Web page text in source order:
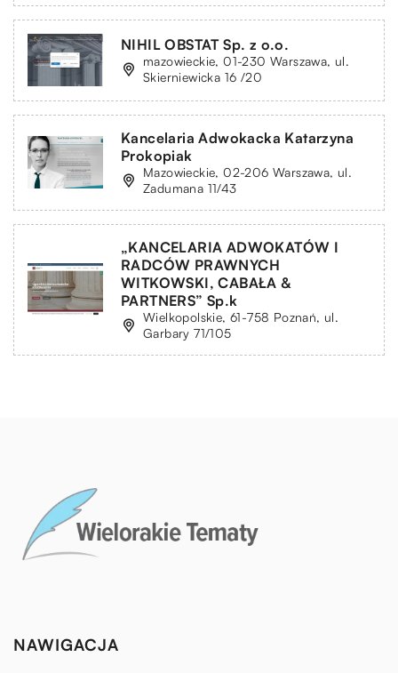
NIHIL OBSTAT Sp. z o.o.
mazowieckie, 01-230 Warszawa, ul.
Skierniewicka 16 /20
Kancelaria Adwokacka Katarzyna
Prokopiak
Mazowieckie, 02-206 Warszawa, ul.
Zadumana 11/43
„KANCELARIA ADWOKATÓW I
RADCÓW PRAWNYCH
WITKOWSKI, CABAŁA &
PARTNERS” Sp.k
Wielkopolskie, 61-758 Poznań, ul.
Garbary 71/105
NAWIGACJA